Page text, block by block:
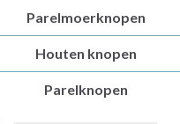
Parelmoerknopen
Houten knopen
Parelknopen